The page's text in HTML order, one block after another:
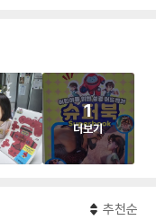
1
더보기
추천순